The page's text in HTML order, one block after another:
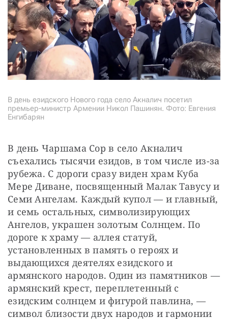
В день езидского Нового года село Акналич посетил
премьер-министр Армении Никол Пашинян. Фото: Евгения
Енгибарян
В день Чаршама Сор в село Акналич
съехались тысячи езидов, в том числе из-за
рубежа. С дороги сразу виден храм Куба
Мере Диване, посвященный Малак Тавусу и
Семи Ангелам. Каждый купол — и главный,
и семь остальных, символизирующих
Ангелов, украшен золотым Солнцем. По
дороге к храму — аллея статуй,
установленных в память о героях и
выдающихся деятелях езидского и
армянского народов. Один из памятников —
армянский крест, переплетенный с
езидским солнцем и фигурой павлина, —
символ близости двух народов и гармонии